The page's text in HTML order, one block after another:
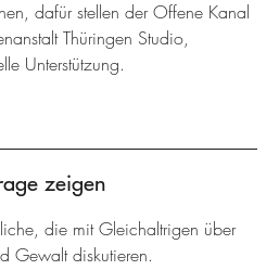
dafür stellen der Offene Kanal
Thüringen Studio,
Unterstützung.
zeigen
die mit Gleichaltrigen über
Gewalt diskutieren.